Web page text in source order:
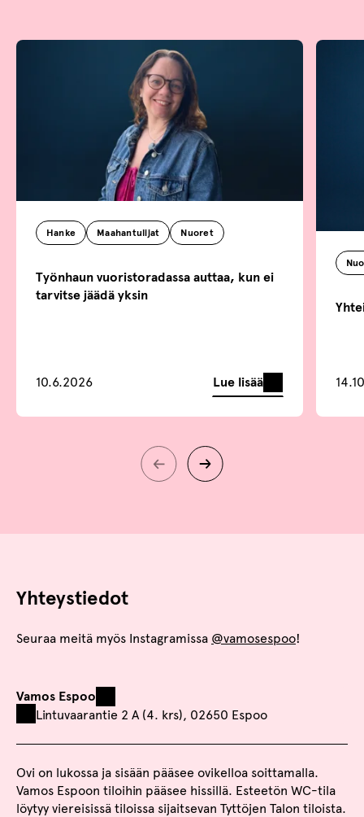
Hanke Maahantulijat Nuoret
Työnhaun vuoristoradassa auttaa, kun ei
tarvitse jäädä yksin
10.6.2026 Lue lisää
Yhteystiedot
Seuraa meitä myös Instagramissa @vamosespoo!
Vamos Espoo
Lintuvaarantie 2 A (4. krs), 02650 Espoo
Ovi on lukossa ja sisään pääsee ovikelloa soittamalla.
Vamos Espoon tiloihin pääsee hissillä. Esteetön WC-tila
löytyy viereisissä tiloissa sijaitsevan Tyttöjen Talon tiloista.